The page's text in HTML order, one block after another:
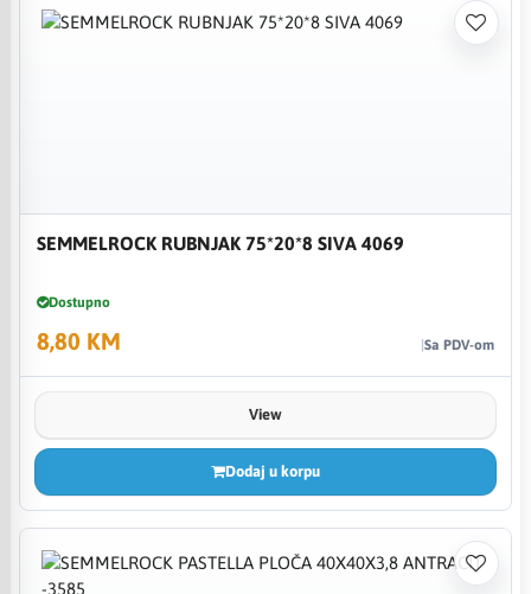
SEMMELROCK RUBNJAK 75*20*8 SIVA 4069
Dostupno
8,80 KM Sa PDV-om
View
Dodaj u korpu